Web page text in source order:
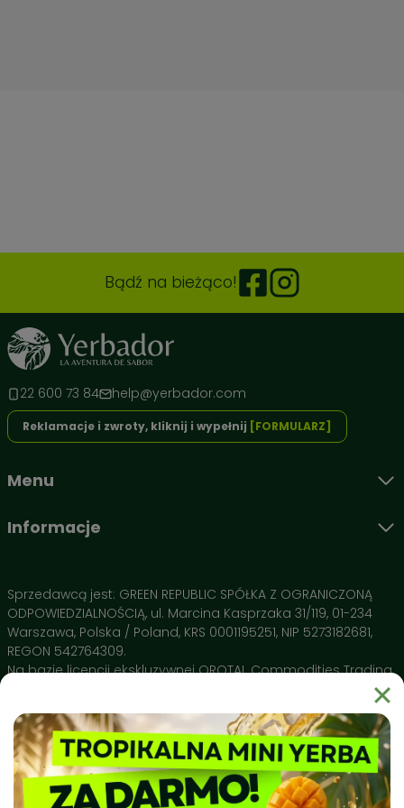
Poznaj architekturę smaku i działania Yerbador 🌿
został wyselekcjonowany tak, aby dostarczyć Ci maksimum
Składniki aktywne:
składnik. Suszona wyłącznie gorącym powietrzem, co
gwarantuje brak dymnego posmaku i stabilne
pobudzenie bez obciążania żołądka.
Brak pyłu i łodyg 💎
czysty napar, który nie zatyka bombilli i oddaje 100%
antyoksydantów potwierdzone przez Narodowy Instytut
Leków wspiera ochronę Twojego DNA i pomaga w
regeneracji organizmu.
Bądź na bieżąco!
22 600 73 84 help@yerbador.com
Reklamacje i zwroty, kliknij i wypełnij [FORMULARZ]
Menu
Informacje
Sprzedawcą jest: GREEN REPUBLIC SPÓŁKA Z OGRANICZONĄ
ODPOWIEDZIALNOŚCIĄ, ul. Marcina Kasprzaka 31/119, 01-234
Warszawa, Polska / Poland, KRS 0001195251, NIP 5273182681,
REGON 542764309.
Na bazie licencji ekskluzywnej OROTAL Commodities Trading
Dlaczego warto wybrać Yerbador?
Yerbador Mate to produkt natury uprawiany w regionie Rio
Grande do Sul i spełniający najsurowsze normy czystości